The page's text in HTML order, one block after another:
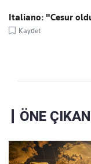
Italiano: "Cesur
Kaydet
ÖNE